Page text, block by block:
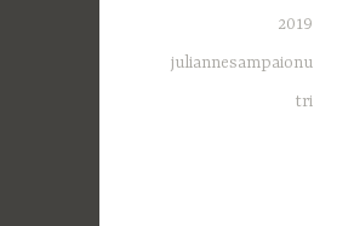
2019
juliannesampaionu
tri